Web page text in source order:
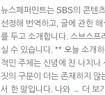
뉴스페퍼민트는 SBS의 콘텐
선정해 번역하고, 글에 관한
를 두고 소개합니다. 스브스프
실 수 있습니다. ** 오늘 소개
적인 주체는 신념에 찬 나치나
짓의 구분이 더는 존재하지 않
서 한 말입니다. 나와 → 더 보기